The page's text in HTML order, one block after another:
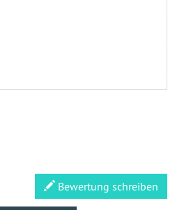
Bewertung schreiben